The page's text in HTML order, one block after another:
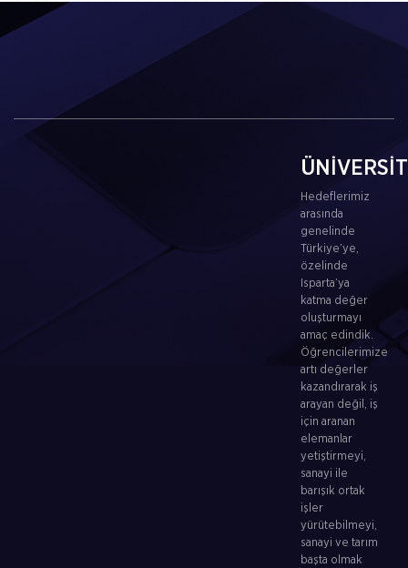
Hedeflerimiz
arasında
genelinde
Türkiye’ye,
özelinde
Isparta’ya
katma değer
oluşturmayı
amaç edindik.
Öğrencilerimize
artı değerler
kazandırarak iş
arayan değil, iş
için aranan
elemanlar
yetiştirmeyi,
sanayi ile
barışık ortak
işler
yürütebilmeyi,
sanayi ve tarım
başta olmak